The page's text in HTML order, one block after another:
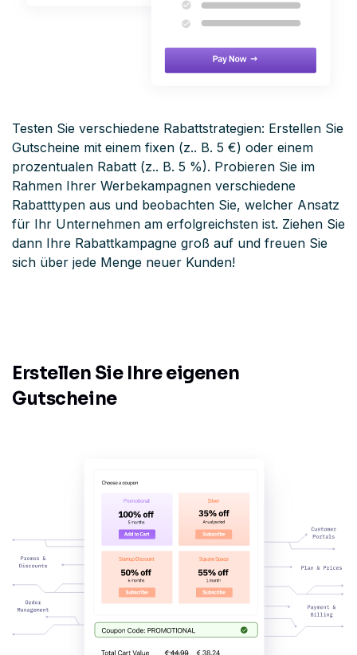
Testen Sie verschiedene Rabattstrategien: Erstellen Sie
Gutscheine mit einem fixen (z.. B. 5 €) oder einem
prozentualen Rabatt (z.. B. 5 %). Probieren Sie im
Rahmen Ihrer Werbekampagnen verschiedene
Rabatttypen aus und beobachten Sie, welcher Ansatz
für Ihr Unternehmen am erfolgreichsten ist. Ziehen Sie
dann Ihre Rabattkampagne groß auf und freuen Sie
sich über jede Menge neuer Kunden!
Erstellen Sie Ihre eigenen
Gutscheine